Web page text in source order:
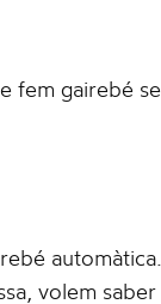
fem gairebé
volem